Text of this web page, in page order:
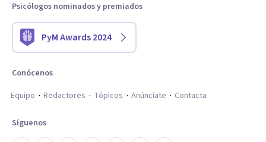
Psicólogos nominados y premiados
PyM Awards 2024
Conócenos
Equipo
Redactores Tópicos Anúnciate Contacta
Síguenos